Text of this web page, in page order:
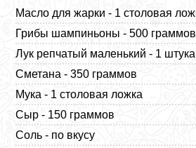
Масло для жарки - 1 столовая
Грибы шампиньоны - 500 граммов
Лук репчатый маленький - 1 штука
Сметана - 350 граммов
Мука - 1 столовая ложка
Сыр - 150 граммов
Соль - по вкусу